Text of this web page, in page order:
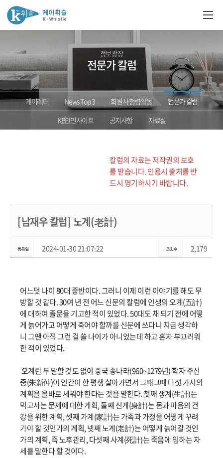
정보광장
전문가 칼럼
케이레터 News Top 3 회원사 청렴활동
전문가 칼럼
KBEI 인사이트
공지사항 자료실
칼럼의 자료는 저작권의 보호
를 받습니다. 인용시 출처를 반
드시 명기하시기 바랍니다.
[남재우 칼럼] 노계(老計)
2024-01-30 21:07:22 2,179
어느덧 나이 80대 중반이다. 그러니 이제 이런 이야기를 해도 무
방할 것 같다. 30여 년 전 어느 신문의 칼럼에 인생의 오계(五計)
에 대하여 졸문을 기고한 적이 있었다. 50대도 채 되기 전에 어떻
게 늙어가고 어떻게 죽어야 할까를 신문에 쓰다니 지금 생각하
니 그땐 아직 그런 걸 쓸 나이가 아니었는데 하고 혼자 부끄러워
한 적이 있었다.
오계란 두 말할 것도 없이 중국 송나라(960~1279년) 학자 주신
중(朱新仲)이 인간이 한 평생 살아가면서 그때그때 다섯 가지의
계획을 올바로 세워야 한다는 것을 말한다. 첫째 생계(生計)는
먹고사는 문제에 대한 계획, 둘째 신계(身計)는 몸과 마음의 건
강을 위한 계획, 셋째 가계(家計)는 가족과 가정을 어떻게 꾸려
가야 할 것인가의 계획, 넷째 노계(老計)는 어떻게 늙어갈 것인
가의 계획, 즉 노후관리, 다섯째 사계(死計)는 죽음에 임하는 자
세를 말한다 할 것이다.